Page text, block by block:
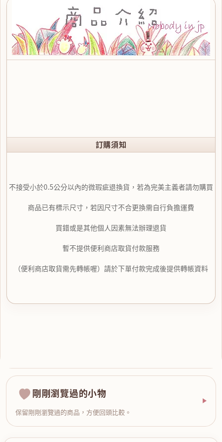
訂購須知
不接受小於0.5公分以內的微瑕疵退換貨，若為完美主義者請勿購買
商品已有標示尺寸，若因尺寸不合更換需自行負擔運費
買錯或是其他個人因素無法辦理退貨
暫不提供便利商店取貨付款服務
（便利商店取貨需先轉帳喔）請於下單付款完成後提供轉帳資料
剛剛瀏覽過的小物
保留剛剛瀏覽過的商品，方便回頭比較。